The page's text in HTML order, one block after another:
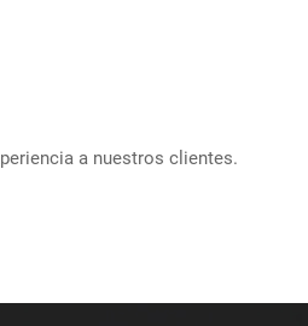
a nuestros clientes.